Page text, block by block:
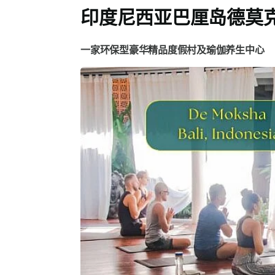
印度尼西亚巴厘岛德莫
一家环保型豪华精品度假村及瑜伽养生中心